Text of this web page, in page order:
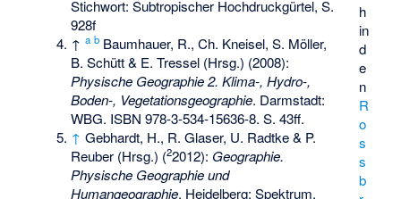
h
in
d
e
n
R
o
s
s
b
Stichwort: Subtropischer Hochdruckgürtel, S.
928f
↑a b Baumhauer, R., Ch. Kneisel, S. Möller,
B. Schütt & E. Tressel (Hrsg.) (2008):
Physische Geographie 2. Klima-, Hydro-,
Boden-, Vegetationsgeographie. Darmstadt:
WBG. ISBN 978-3-534-15636-8. S. 43ff.
↑ Gebhardt, H., R. Glaser, U. Radtke & P.
Reuber (Hrsg.) (22012): Geographie.
Physische Geographie und
Humangeographie. Heidelberg: Spektrum.